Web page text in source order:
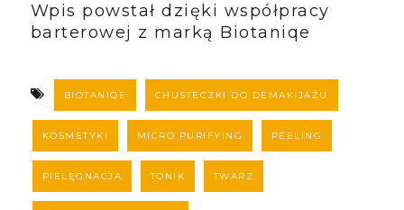
Wpis powstał dzięki współpracy
barterowej z marką Biotaniqe
BIOTANIQE CHUSTECZKI DO DEMAKIJAŻU
KOSMETYKI MICRO PURIFYING PEELING
PIELĘGNACJA TONIK TWARZ